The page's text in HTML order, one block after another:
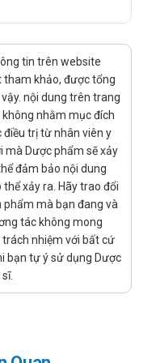
ăn 1 tiếng.
uống 2 lần.
Bổ Thận có thể ảnh
đó, người đang dùng
ý kiến bác sĩ trước
phần trong sản
đông máu, cần thận
tin trên website
khảo, được tổng
nội dung trên trang
nhằm mục đích
trị từ nhân viên y
mà Dược phẩm sẽ xảy
đảm bảo nội dung
xảy ra. Hãy trao đổi
phẩm mà bạn đang và
tác không mong
trách nhiệm với bất cứ
bạn tự ý sử dụng Dược